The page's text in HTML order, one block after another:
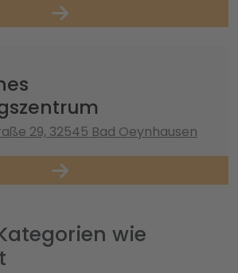
29, 32545 Bad Oeynhausen
wie